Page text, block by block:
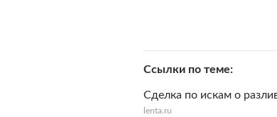
Ссылки по теме
Cделка по искам о
lenta.ru